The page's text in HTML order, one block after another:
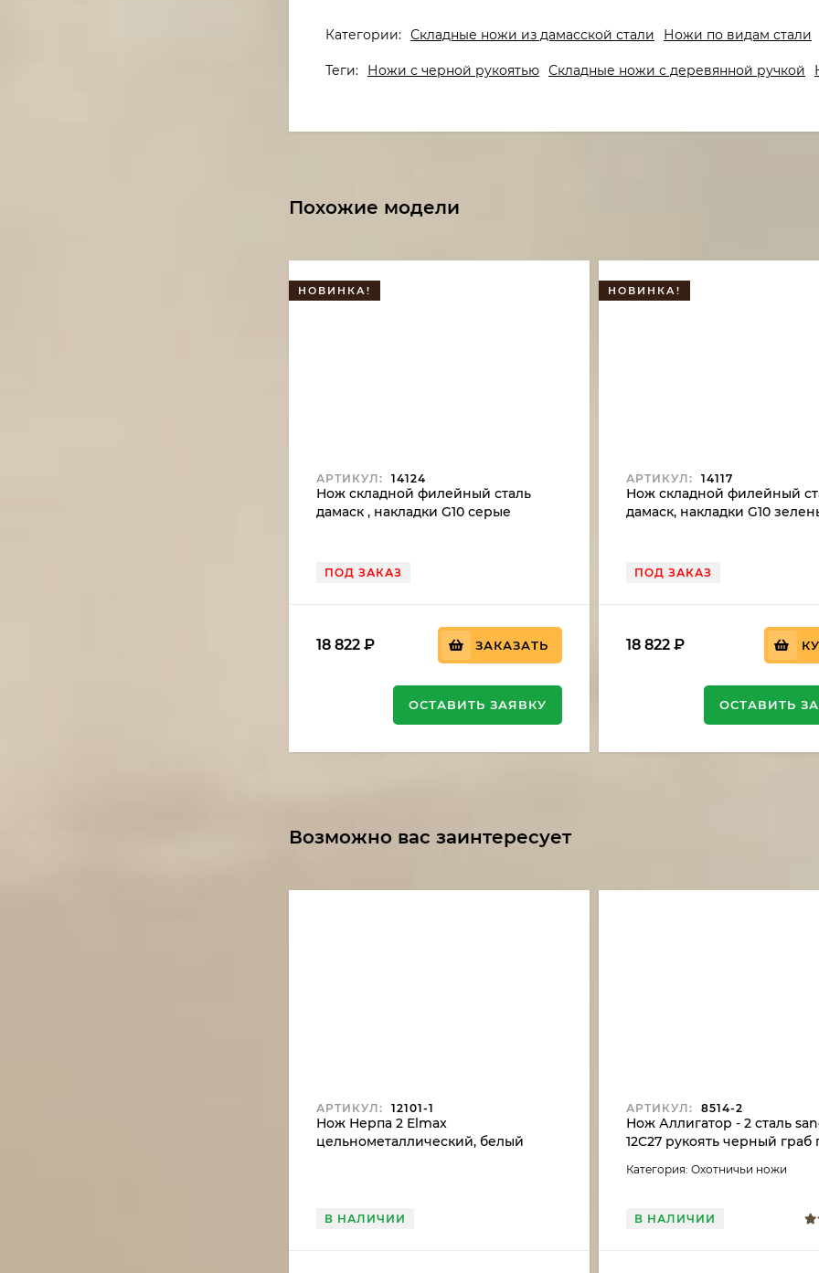
Категории: Складные ножи из дамасской стали Ножи по видам стали
Теги: Ножи с черной рукоятью Складные ножи с деревянной ручкой
Похожие модели
НОВИНКА!
АРТИКУЛ: 14124
Нож складной филейный сталь
дамаск , накладки G10 серые
ПОД ЗАКАЗ
18 822 ₽ ЗАКАЗАТЬ
ОСТАВИТЬ ЗАЯВКУ
НОВИНКА!
АРТИКУЛ: 14117
Нож складной филейный
дамаск, накладки G10
ПОД ЗАКАЗ
18 822₽
ОСТАВИТЬ
Возможно вас заинтересует
АРТИКУЛ: 12101-1
Нож Нерпа 2 Elmax
цельнометаллический, белый
В НАЛИЧИИ
АРТИКУЛ: 8514-2
Нож Аллигатор - 2 сталь
12C27 рукоять черный граб
Категория: Охотничьи ножи
В НАЛИЧИИ